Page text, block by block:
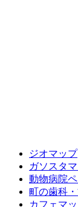
ジオマップ
ガソスタ
動物病院
町の歯科
カフェマ